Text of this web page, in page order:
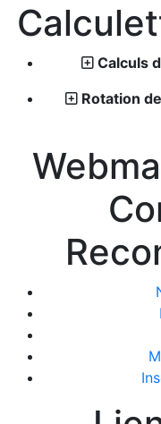
Calculs
Rotation